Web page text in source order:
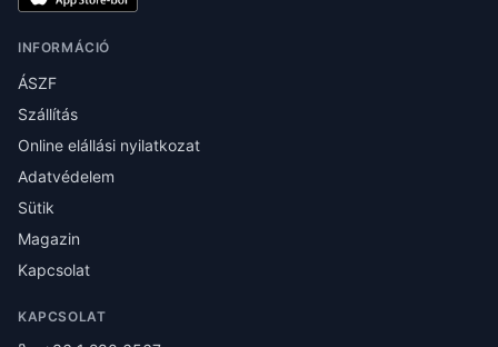
INFORMÁCIÓ
ÁSZF
Szállítás
Online elállási nyilatkozat
Adatvédelem
Sütik
Magazin
Kapcsolat
KAPCSOLAT